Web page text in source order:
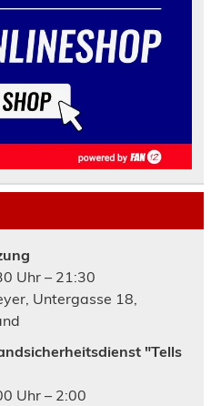
Uhr – 21:30
Untergasse 18,
"Tells
Uhr – 2:00